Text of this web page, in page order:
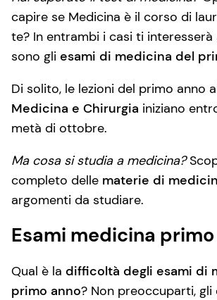
capire se Medicina è il corso di
te? In entrambi i casi ti interesserà
sono gli esami di medicina del
Di solito, le lezioni del primo anno
Medicina e Chirurgia iniziano
metà di ottobre.
Ma cosa si studia a medicina?
completo delle materie di
argomenti da studiare.
Esami medicina
Qual è la difficoltà degli esami di
primo anno? Non preoccuparti, gli